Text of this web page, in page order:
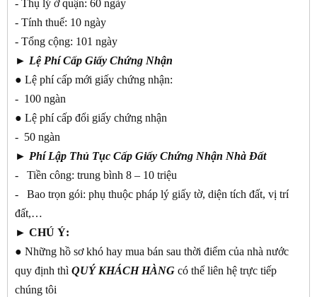
- Thụ lý ở quận: 60 ngày
- Tính thuế: 10 ngày
- Tổng cộng: 101 ngày
► Lệ Phí Cấp Giấy Chứng Nhận
● Lệ phí cấp mới giấy chứng nhận:
- 100 ngàn
● Lệ phí cấp đổi giấy chứng nhận
- 50 ngàn
► Phí Lập Thủ Tục Cấp Giấy Chứng Nhận Nhà Đất
- Tiền công: trung bình 8 – 10 triệu
- Bao trọn gói: phụ thuộc pháp lý giấy tờ, diện tích đất, vị trí
đất,…
► CHÚ Ý:
● Những hồ sơ khó hay mua bán sau thời điểm của nhà nước
quy định thì QUÝ KHÁCH HÀNG có thể liên hệ trực tiếp
chúng tôi